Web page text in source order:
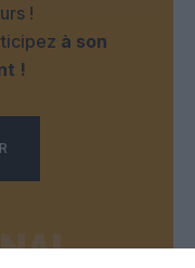
!
à son
!